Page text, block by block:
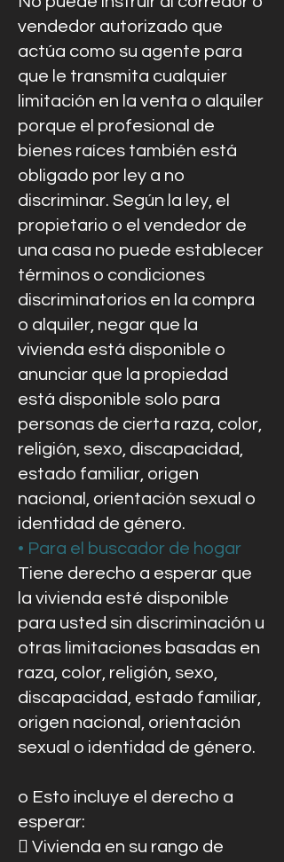
vendedor autorizado que
actúa como su agente para
que le transmita cualquier
limitación en la venta o alquiler
porque el profesional de
bienes raíces también está
obligado por ley a no
discriminar. Según la ley, el
propietario o el vendedor de
una casa no puede establecer
términos o condiciones
discriminatorios en la compra
o alquiler, negar que la
vivienda está disponible o
anunciar que la propiedad
está disponible solo para
personas de cierta raza, color,
religión, sexo, discapacidad,
estado familiar, origen
nacional, orientación sexual o
identidad de género.
• Para el buscador de hogar
Tiene derecho a esperar que
la vivienda esté disponible
para usted sin discriminación u
otras limitaciones basadas en
raza, color, religión, sexo,
discapacidad, estado familiar,
origen nacional, orientación
sexual o identidad de género.
o Esto incluye el derecho a
esperar:
 Vivienda en su rango de